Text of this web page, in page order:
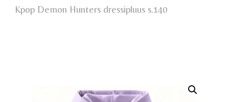
Kpop Demon Hunters dressipluus s.140